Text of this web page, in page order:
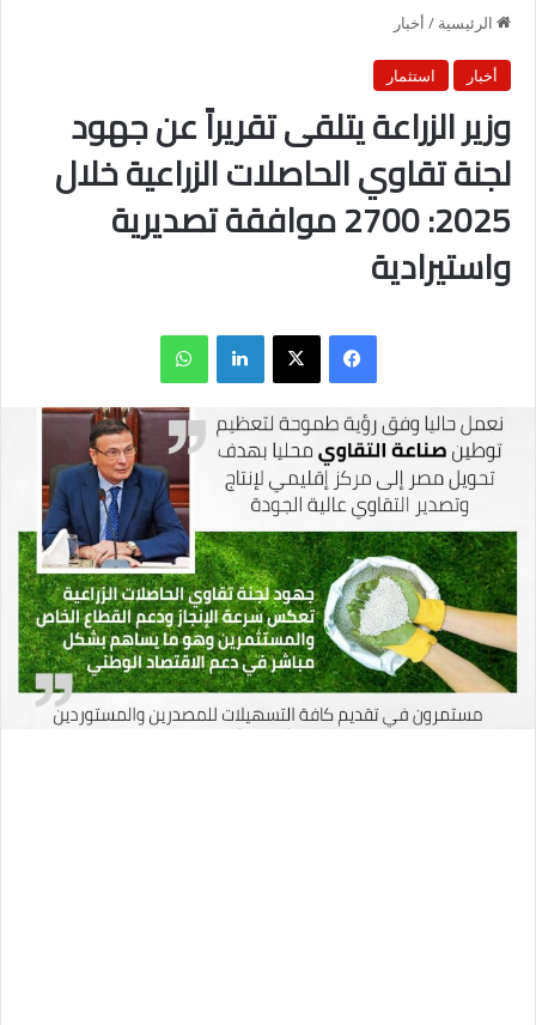
الرئيسية / أخبار
أخبار استثمار
وزير الزراعة يتلقى تقريراً عن جهود
لجنة تقاوي الحاصلات الزراعية خلال
2025: 2700 موافقة تصديرية
واستيرادية
فيسبوك X لينكدإن